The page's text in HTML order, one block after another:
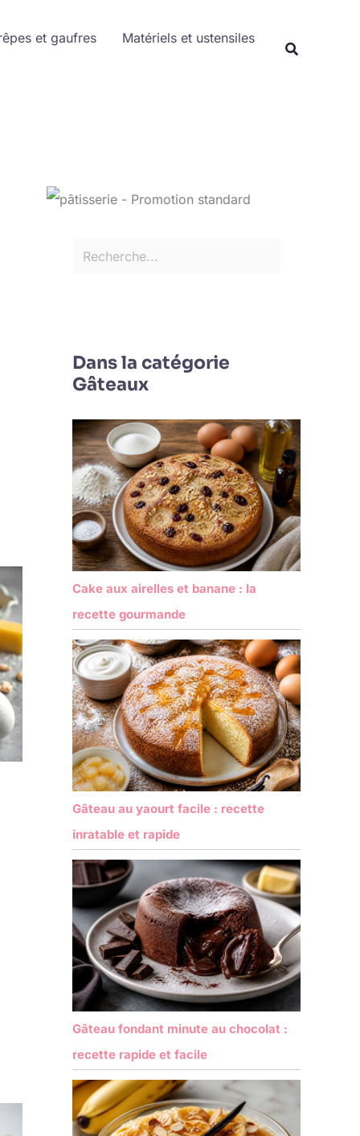
et gaufres Matériels et ustensiles
Dans la catégorie
Gâteaux
Cake aux airelles et banane : la
recette gourmande
Gâteau au yaourt facile : recette
inratable et rapide
Gâteau fondant minute au chocolat :
recette rapide et facile